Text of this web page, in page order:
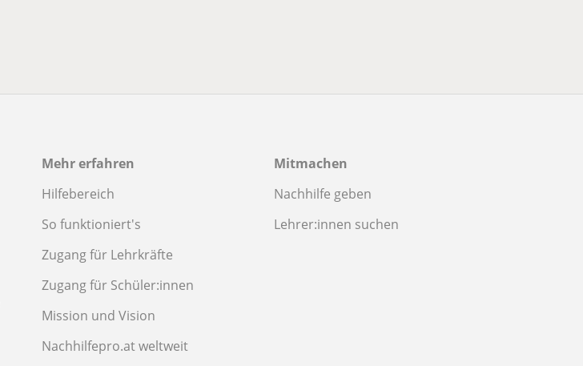
Mehr erfahren
Hilfebereich
So funktioniert's
Zugang für Lehrkräfte
Zugang für Schüler:innen
Mission und Vision
Nachhilfepro.at weltweit
Mitmachen
Nachhilfe geben
Lehrer:innen suchen